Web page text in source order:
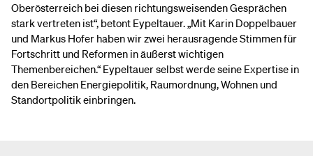
Oberösterreich bei diesen richtungsweisenden Gesprächen
stark vertreten ist“, betont Eypeltauer. „Mit Karin Doppelbauer
und Markus Hofer haben wir zwei herausragende Stimmen für
Fortschritt und Reformen in äußerst wichtigen
Themenbereichen.“ Eypeltauer selbst werde seine Expertise in
den Bereichen Energiepolitik, Raumordnung, Wohnen und
Standortpolitik einbringen.